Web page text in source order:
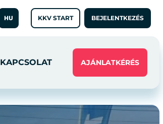
HU KKV START BEJELENTKEZÉS
KAPCSOLAT AJÁNLATKÉRÉS